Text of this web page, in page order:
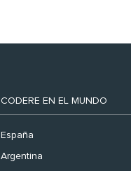
CODERE EN EL MUNDO
España
Argentina